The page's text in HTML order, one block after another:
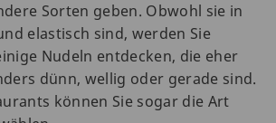
Sorten geben. Obwohl sie in
elastisch sind, werden Sie
Nudeln entdecken, die eher
dünn, wellig oder gerade sind.
können Sie sogar die Art